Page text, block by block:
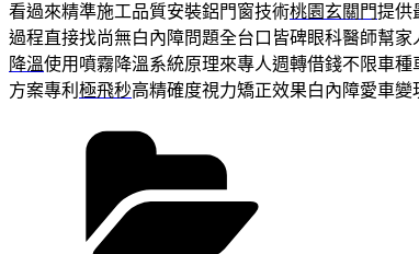
看過來精準施工品質安裝鋁門窗技術桃園玄關門提供
過程直接找尚無白內障問題全台口皆碑眼科醫師幫家
降溫使用噴霧降溫系統原理來專人週轉借錢不限車種
方案專利 極飛秒高精確度視力矯正效果白內障愛車變